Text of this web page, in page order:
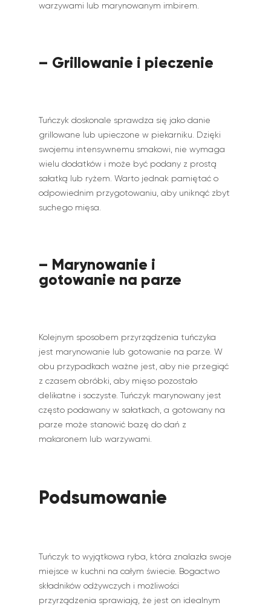
warzywami lub marynowanym imbirem.
– Grillowanie i pieczenie
Tuńczyk doskonale sprawdza się jako danie
grillowane lub upieczone w piekarniku. Dzięki
swojemu intensywnemu smakowi, nie wymaga
wielu dodatków i może być podany z prostą
sałatką lub ryżem. Warto jednak pamiętać o
odpowiednim przygotowaniu, aby uniknąć zbyt
suchego mięsa.
– Marynowanie i
gotowanie na parze
Kolejnym sposobem przyrządzenia tuńczyka
jest marynowanie lub gotowanie na parze. W
obu przypadkach ważne jest, aby nie przegiąć
z czasem obróbki, aby mięso pozostało
delikatne i soczyste. Tuńczyk marynowany jest
często podawany w sałatkach, a gotowany na
parze może stanowić bazę do dań z
makaronem lub warzywami.
Podsumowanie
Tuńczyk to wyjątkowa ryba, która znalazła swoje
miejsce w kuchni na całym świecie. Bogactwo
składników odżywczych i możliwości
przyrządzenia sprawiają, że jest on idealnym